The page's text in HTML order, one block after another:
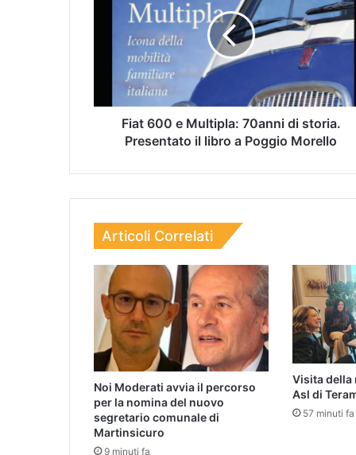
Fiat 600 e Multipla: 70anni di storia.
Presentato il libro a Poggio Morello
Articoli Correlati
Noi Moderati avvia il percorso
per la nomina del nuovo
segretario comunale di
Martinsicuro
9 minuti fa
Visita della
Asl di
57 minuti fa